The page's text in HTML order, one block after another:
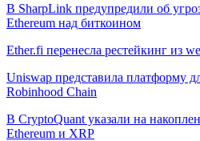
В SharpLink предупредили об
Ethereum над биткоином
Ether.fi перенесла рестейкинг из
Uniswap представила платформу
Robinhood Chain
В CryptoQuant указали на
Ethereum и XRP